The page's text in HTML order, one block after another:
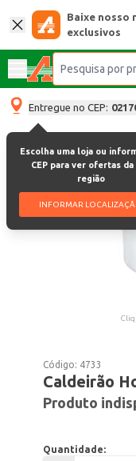
Baixe nosso
exclusivos
Entregue no CEP:
Escolha uma loja ou
CEP para ver ofertas da
região
INFORMAR
Código: 4733
Caldeirão
Produto
Quantidade: